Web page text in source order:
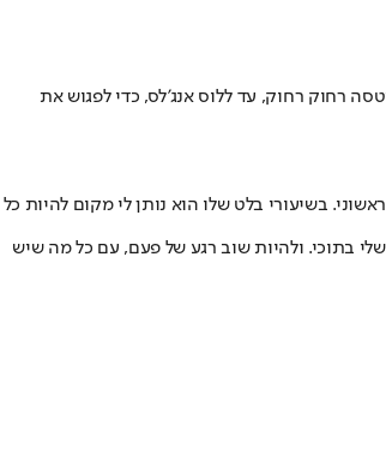
שעוד ניתן לעשות זאת וטסה רחוק רחוק, עד ללוס אנג'לס, כדי לפגוש את
בשיעורי בלט שלו הוא נותן לי מקום להיות כל
בתוכי. ולהיות שוב רגע של פעם, עם כל מה שיש